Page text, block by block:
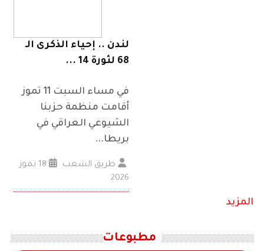
لندن .. إحياء الذكرى الـ
68 لثورة 14 ...
في مساء السبت 11 تموز
أقامت منظمة حزبنا
الشيوعي العراقي في
بريطا...
طريق الشعب
18 تموز
2026
المزيد
مطبوعات